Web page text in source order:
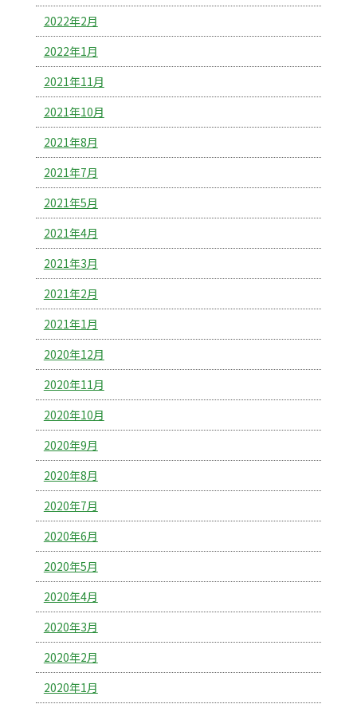
2022年2月
2022年1月
2021年11月
2021年10月
2021年8月
2021年7月
2021年5月
2021年4月
2021年3月
2021年2月
2021年1月
2020年12月
2020年11月
2020年10月
2020年9月
2020年8月
2020年7月
2020年6月
2020年5月
2020年4月
2020年3月
2020年2月
2020年1月